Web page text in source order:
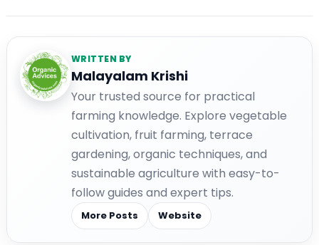
WRITTEN BY
Malayalam Krishi
Your trusted source for practical
farming knowledge. Explore vegetable
cultivation, fruit farming, terrace
gardening, organic techniques, and
sustainable agriculture with easy-to-
follow guides and expert tips.
More Posts Website